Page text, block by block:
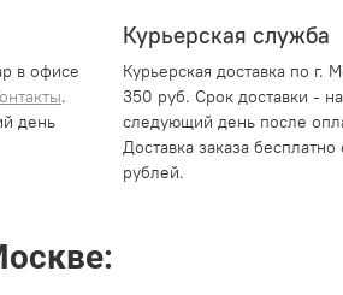
в офисе
.
день
Курьерская служба
Курьерская доставка по г.
350 руб. Срок доставки - на
следующий день после
Доставка заказа
рублей.